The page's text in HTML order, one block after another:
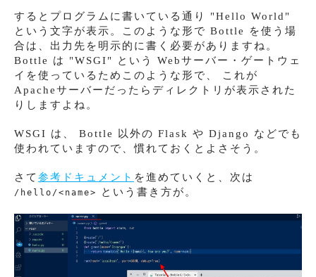
するとプログラムに書いている通り "Hello World"
という文字が表示。このような形で Bottle を使う場
合は、出力先を明示的に書く必要がありますね。
Bottle は "WSGI" という Webサーバー・ゲートウェ
イを使っているためこのような形で、 これが
Apacheサーバーだったらディレクトリが表示された
りしますよね。
WSGI は、 Bottle 以外の Flask や Django などでも
使われていますので、慣れておくとよさそう。
さて 参考ドキュメント を進めていくと、次は
/hello/<name> という書き方が。